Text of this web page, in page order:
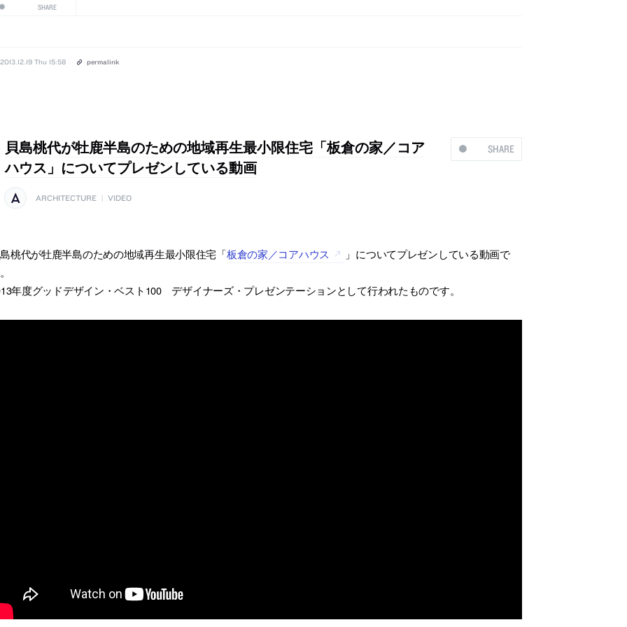
SHARE
2013.12.19 Thu 15:58 permalink
SHARE
貝島桃代が牡鹿半島のための地域再生最小限住宅「板倉の家／コア
ハウス」についてプレゼンしている動画
ARCHITECTURE | VIDEO
桃代が牡鹿半島のための地域再生最小限住宅「板倉の家／コアハウス
」についてプレゼンしている動画で
年度グッドデザイン・ベスト100 デザイナーズ・プレゼンテーションとして行われたものです。